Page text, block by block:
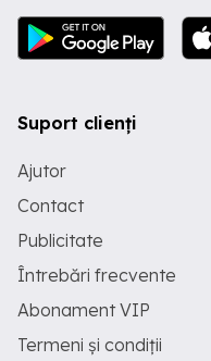
Suport clienți
Ajutor
Contact
Publicitate
Întrebări frecvente
Abonament VIP
Termeni și condiții